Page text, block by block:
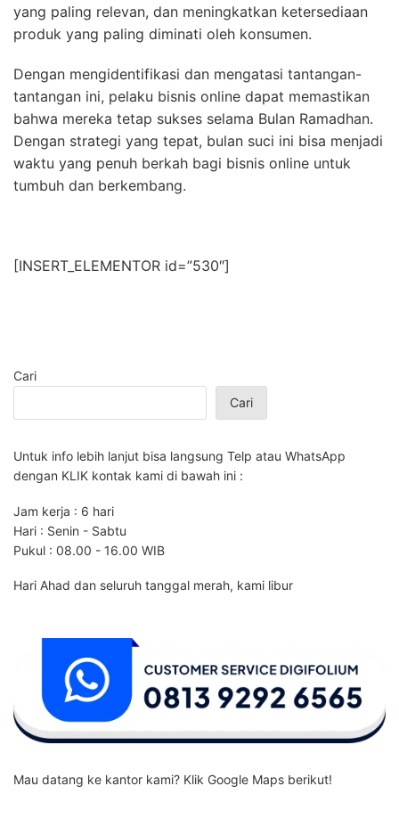
yang paling relevan, dan meningkatkan ketersediaan
produk yang paling diminati oleh konsumen.
Dengan mengidentifikasi dan mengatasi tantangan-
tantangan ini, pelaku bisnis online dapat memastikan
bahwa mereka tetap sukses selama Bulan Ramadhan.
Dengan strategi yang tepat, bulan suci ini bisa menjadi
waktu yang penuh berkah bagi bisnis online untuk
tumbuh dan berkembang.
[INSERT_ELEMENTOR id=”530″]
Cari
Cari
Untuk info lebih lanjut bisa langsung Telp atau WhatsApp
dengan KLIK kontak kami di bawah ini :
Jam kerja : 6 hari
Hari : Senin - Sabtu
Pukul : 08.00 - 16.00 WIB
Hari Ahad dan seluruh tanggal merah, kami libur
Mau datang ke kantor kami? Klik Google Maps berikut!